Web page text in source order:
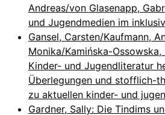
Andreas/von Glasenapp,
und Jugendmedien im
Gansel, Carsten/Kaufmann,
Monika/Kamińska-
Kinder- und Jugendliteratur
Überlegungen und stofflich-
zu aktuellen kinder- und
Gardner, Sally: Die Tindims